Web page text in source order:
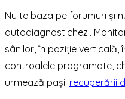
Nu te baza pe forumuri și
autodiagnostichezi.
sânilor, în poziție verticală,
controalele programate,
urmează pașii recuperării